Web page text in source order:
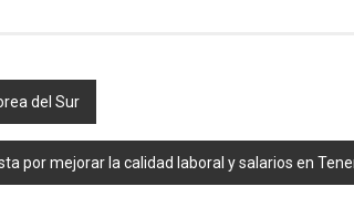
del Sur
por mejorar la calidad laboral y salarios en